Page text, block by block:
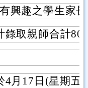
興趣之學生家
錄取親師合計80
4月17日(星期五